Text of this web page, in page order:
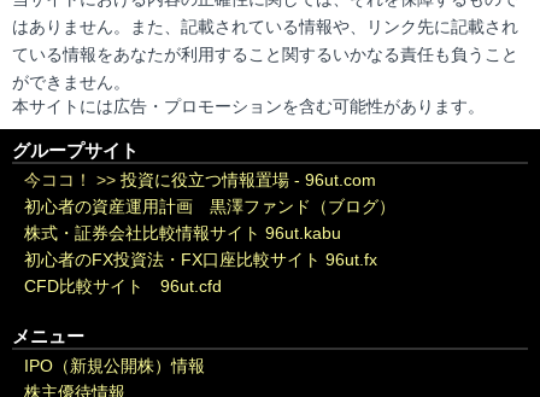
はありません。また、記載されている情報や、リンク先に記載され
ている情報をあなたが利用すること関するいかなる責任も負うこと
ができません。
本サイトには広告・プロモーションを含む可能性があります。
グループサイト
今ココ！ >> 投資に役立つ情報置場 - 96ut.com
初心者の資産運用計画 黒澤ファンド（ブログ）
株式・証券会社比較情報サイト 96ut.kabu
初心者のFX投資法・FX口座比較サイト 96ut.fx
CFD比較サイト 96ut.cfd
メニュー
IPO（新規公開株）情報
株主優待情報